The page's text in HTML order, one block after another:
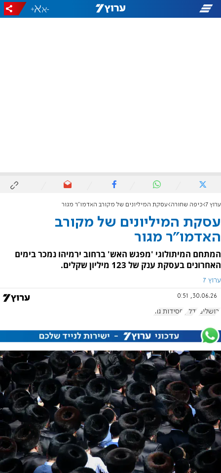
-
+
ערוץ 7 כיפה שחורה עסקת המיליונים של מקורב האדמו"ר מגור
עסקת המיליונים של מקורב
האדמו"ר מגור
המתחם המיתולוגי 'מפגש האש' ברחוב ירמיהו נמכר בימים
האחרונים בעסקת ענק של 123 מיליון שקלים.
ערוץ 7
30.06.26, 0:51
ירושלים נדל"ן חסידות גור